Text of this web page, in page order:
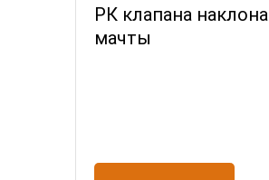
РК клапана наклона
мачты